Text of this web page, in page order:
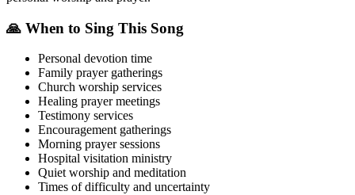
🙏 When to Sing This Song
Personal devotion time
Family prayer gatherings
Church worship services
Healing prayer meetings
Testimony services
Encouragement gatherings
Morning prayer sessions
Hospital visitation ministry
Quiet worship and meditation
Times of difficulty and uncertainty